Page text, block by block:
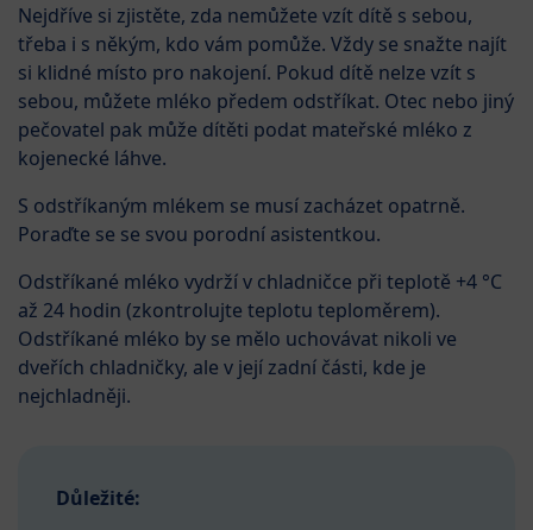
Nejdříve si zjistěte, zda nemůžete vzít dítě s sebou,
třeba i s někým, kdo vám pomůže. Vždy se snažte najít
si klidné místo pro nakojení. Pokud dítě nelze vzít s
sebou, můžete mléko předem odstříkat. Otec nebo jiný
pečovatel pak může dítěti podat mateřské mléko z
kojenecké láhve.
S odstříkaným mlékem se musí zacházet opatrně.
Poraďte se se svou porodní asistentkou.
Odstříkané mléko vydrží v chladničce při teplotě +4 °C
až 24 hodin (zkontrolujte teplotu teploměrem).
Odstříkané mléko by se mělo uchovávat nikoli ve
dveřích chladničky, ale v její zadní části, kde je
nejchladněji.
Důležité: